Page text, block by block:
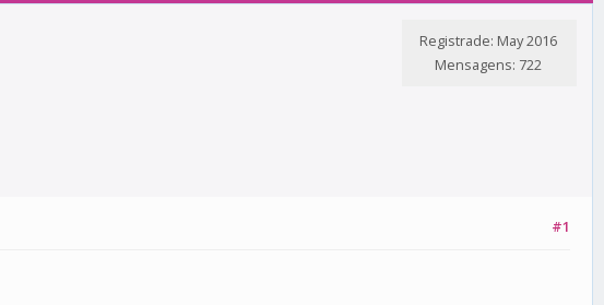
Registrade: May 2016
Mensagens: 722
#1